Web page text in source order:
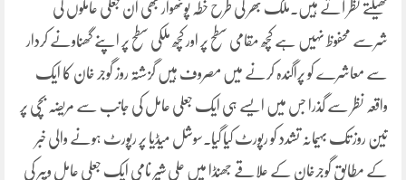
کھیلتے نظر آتے ہیں۔ملک بھر کی طرح خطہ پوٹھوار بھی ان جعلی عاملوں کی
شرسے محفوظ نہیں ہے کچھ مقامی سطح پر اور کچھ ملکی سطح پر اپنے گھناونے کردار
سے معاشرے کو پراگندہ کرنے میں مصروف ہیں گزشتہ روز گوجر خان کا ایک
واقعہ نظر سے گذرا جس میں ایسے ہی ایک جعلی عامل کی جانب سے مریضہ بچی پر
تین روز تک بہیمانہ تشدد کو رپورٹ کیا گیا۔سوشل میڈیا پر رپورٹ ہونے والی خبر
کے مطابق گوجرخان کے علاقے جھنڈا میں علی شیر نامی ایک جعلی عامل وپیر کی